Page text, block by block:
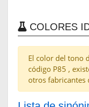
COLORES
El color del tono
código P85 ,
otros fabricantes